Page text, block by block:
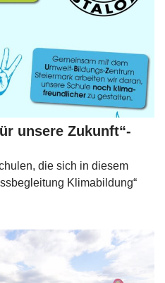
unsere Zukunft“-
die sich in diesem
Klimabildung“